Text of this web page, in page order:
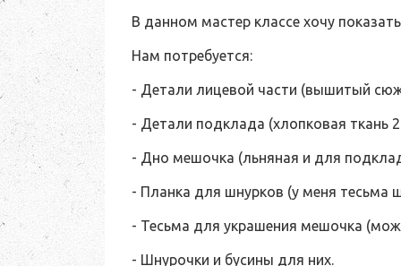
В данном мастер классе хочу
Нам потребуется:
- Детали лицевой части (вышитый
- Детали подклада (хлопковая ткань
- Дно мешочка (льняная и для
- Планка для шнурков (у меня тесьма
- Тесьма для украшения мешочка
- Шнурочки и бусины для них.